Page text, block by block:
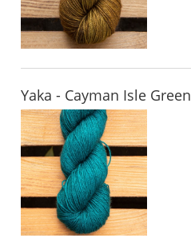
Yaka - Cayman Isle Green